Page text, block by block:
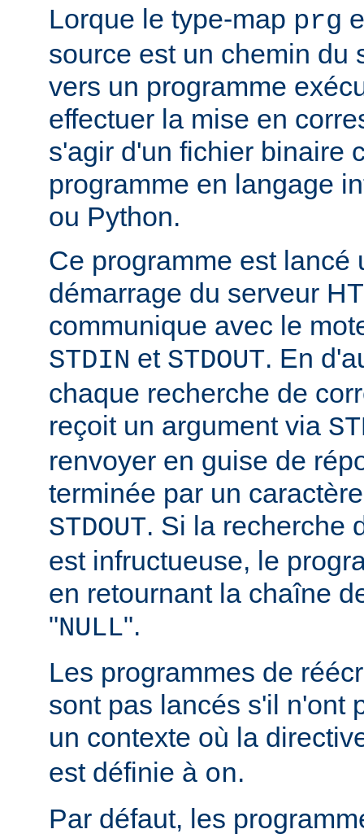
Lorque le type-map prg
source est un chemin du
vers un programme
effectuer la mise en
s'agir d'un fichier binaire
programme en langage
ou Python.
Ce programme est lancé
démarrage du serveur
communique avec le
STDIN et STDOUT. En
chaque recherche de
reçoit un argument via
renvoyer en guise de
terminée par un
STDOUT. Si la recherche
est infructueuse, le
en retournant la chaîne
"NULL".
Les programmes de
sont pas lancés s'il n'ont
un contexte où la
est définie à on.
Par défaut, les